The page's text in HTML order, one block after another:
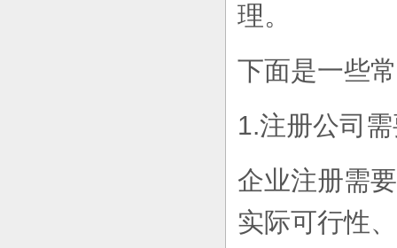
理。
下面是一些
1.注册公司
企业注册需
实际可行性